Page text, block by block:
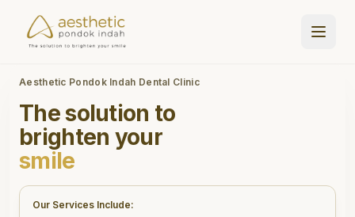
Aesthetic Pondok Indah Dental Clinic
The solution to
brighten your
smile
Our Services Include: